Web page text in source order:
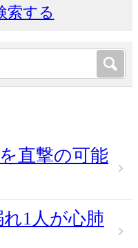
索する
直撃の可能
1人が心肺